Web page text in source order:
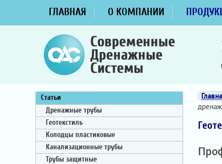
ГЛАВНАЯ О КОМПАНИИ
Статьи
Дренажные трубы
Геотекстиль
Колодцы пластиковые
Канализационные трубы
Трубы защитные